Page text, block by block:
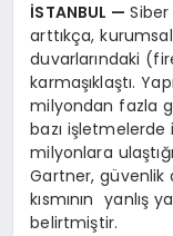
İSTANBUL —
arttıkça,
duvarlarındaki
karmaşıklaştı.
milyondan fazla
bazı işletmelerde
milyonlara
Gartner, güvenlik
kısmının yanlış
belirtmiştir.